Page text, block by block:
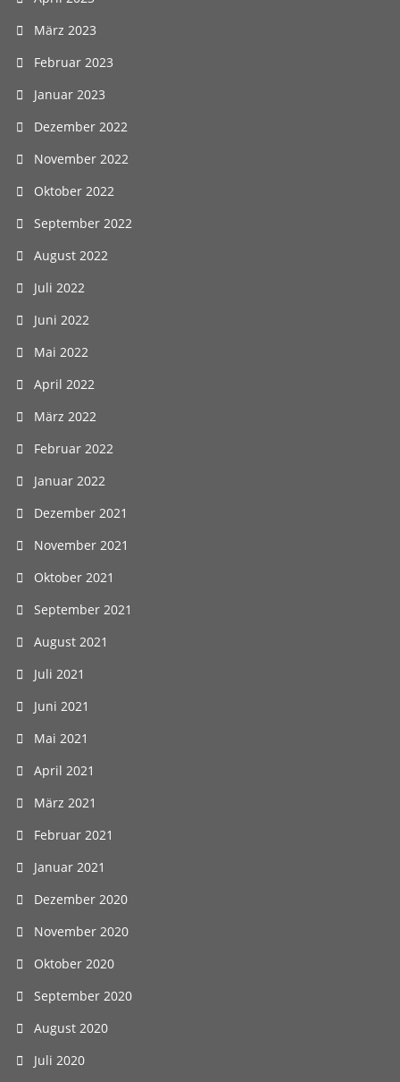
März 2023
Februar 2023
Januar 2023
Dezember 2022
November 2022
Oktober 2022
September 2022
August 2022
Juli 2022
Juni 2022
Mai 2022
April 2022
März 2022
Februar 2022
Januar 2022
Dezember 2021
November 2021
Oktober 2021
September 2021
August 2021
Juli 2021
Juni 2021
Mai 2021
April 2021
März 2021
Februar 2021
Januar 2021
Dezember 2020
November 2020
Oktober 2020
September 2020
August 2020
Juli 2020